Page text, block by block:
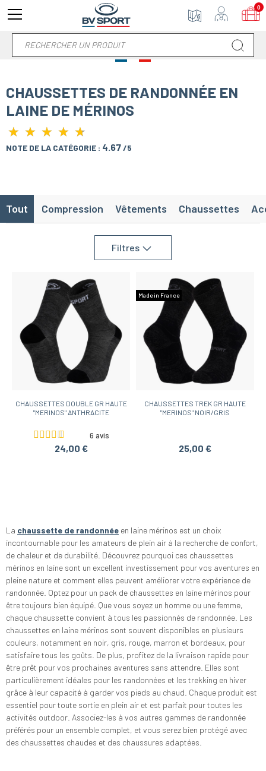
CHAUSSETTES DE RANDONNÉE EN
LAINE DE MÉRINOS
★ ★ ★ ★ ★
★ ★ ★ ★ ★
NOTE DE LA CATÉGORIE : 4.67/5
Tout Compression Vêtements Chaussettes
Filtres
CHAUSSETTES DOUBLE GR HAUTE
"MERINOS" ANTHRACITE
6 avis
24,00 €
Made in France
CHAUSSETTES TREK GR HAUTE
"MERINOS" NOIR/GRIS
25,00 €
La chaussette de randonnée en laine mérinos est un choix
incontournable pour les amateurs de plein air à la recherche de confort,
de chaleur et de durabilité. Découvrez pourquoi ces chaussettes
mérinos en laine sont un excellent investissement pour vos aventures en
pleine nature et comment elles peuvent améliorer votre expérience de
randonnée. Optez pour un pack de chaussettes en laine mérinos pour
être toujours bien équipé. Que vous soyez un homme ou une femme,
chaque chaussette convient à tous les passionnés de randonnée. Les
chaussettes en laine mérinos sont souvent disponibles en plusieurs
couleurs, notamment en noir, gris, rouge, marron et bordeaux, pour
satisfaire tous les goûts. De plus, profitez de la livraison rapide pour
être prêt pour vos prochaines aventures sans attendre. Elles sont
particulièrement idéales pour les randonnées et les trekking en hiver
grâce à leur capacité à garder vos pieds au chaud. Chaque produit est
essentiel pour toute sortie en plein air et est parfait pour toutes les
activités outdoor. Associez-les à vos autres gammes de randonnée
préférés pour un ensemble complet, et vous serez bien protégé avec
des chaussettes chaudes et des chaussures adaptées.
0